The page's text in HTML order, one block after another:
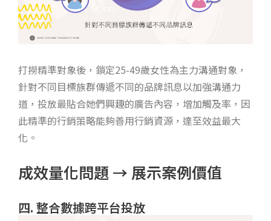
打撈精準對象後，鎖定25-49歲女性為主力溝通對象，
針對不同目標族群傳遞不同的品牌訊息以加強溝通力
道，投放最貼合她們興趣的廣告內容，增加觸及率，因
此精準的行銷策略能夠善用行銷資源，達至效益最大
化。
成效量化問題 → 展示案例價值
四. 整合數據跨平台投放